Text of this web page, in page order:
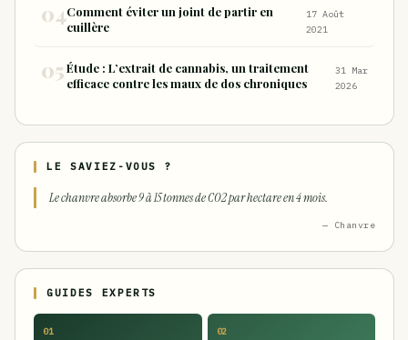
Comment éviter un joint de partir en
cuillère
17 Août
2021
Étude : L’extrait de cannabis, un traitement
efficace contre les maux de dos chroniques
31 Mar
2026
LE SAVIEZ-VOUS ?
Le chanvre absorbe 9 à 15 tonnes de CO2 par hectare en 4 mois.
— Chanvre
GUIDES EXPERTS
01 02